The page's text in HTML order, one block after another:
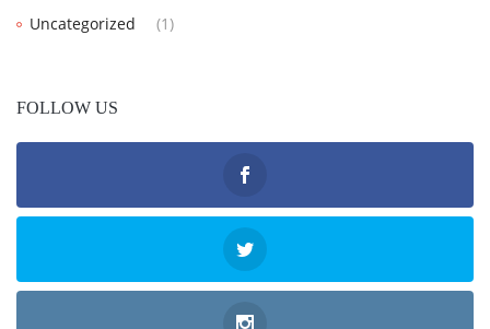
Uncategorized
(1)
FOLLOW US